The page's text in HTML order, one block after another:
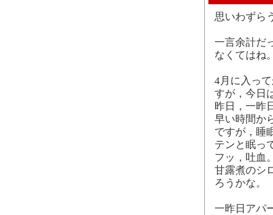
思いわずら
一言余計だ
なくてはね
4月に入っ
すが，今日
昨日，一昨
早い時間か
ですが，睡
テンと眠っ
フッ，吐血
甘露煮のシ
ろうかな。
一昨日アパ